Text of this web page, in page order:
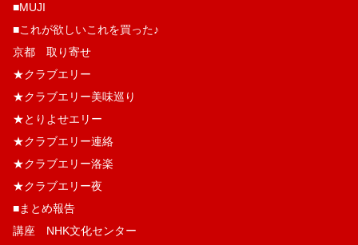
■MUJI
■これが欲しいこれを買った♪
京都 取り寄せ
★クラブエリー
★クラブエリー美味巡り
★とりよせエリー
★クラブエリー連絡
★クラブエリー洛楽
★クラブエリー夜
■まとめ報告
講座 NHK文化センター